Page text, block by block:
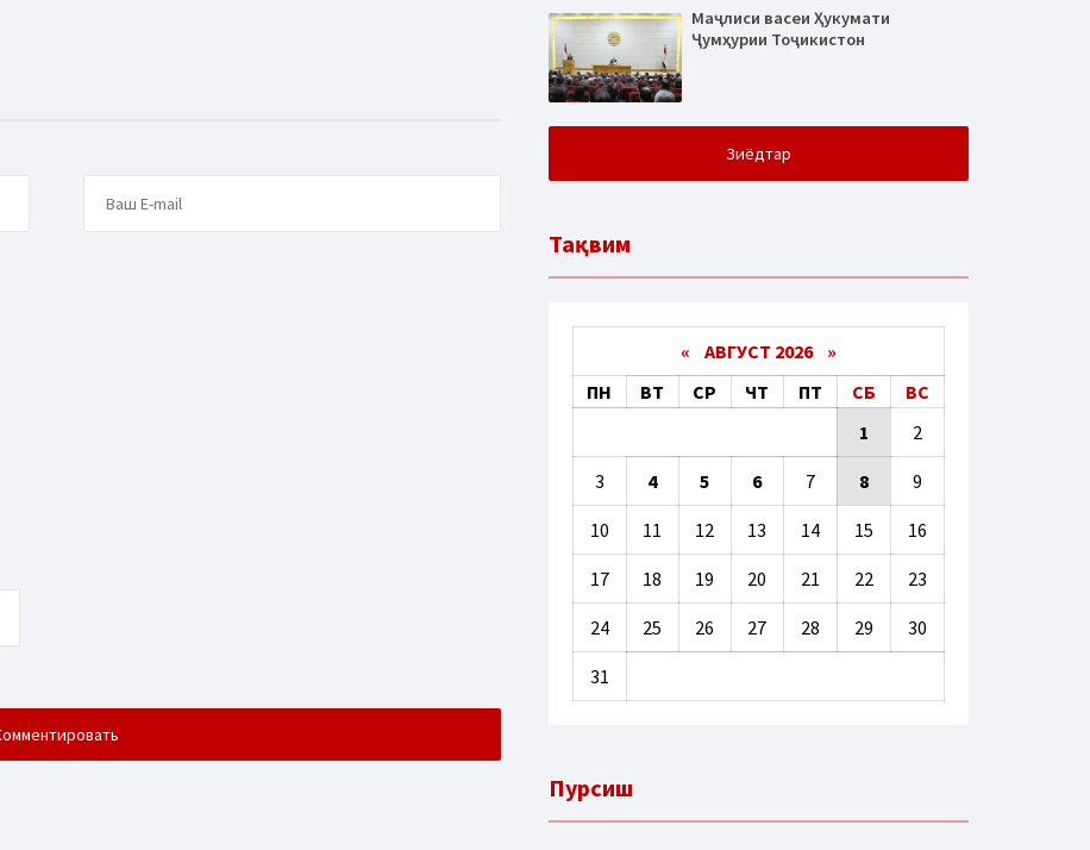
Маҷлиси васеи Ҳукумати
Ҷумҳурии Тоҷикистон
Зиёдтар
Тақвим
« АВГУСТ 2026 »
ПН
ВТ СР ЧТ ПТ СБ
ВС
1
2
3 4 5 6 7 8 9
10 11 12 13 14 15 16
17 18 19 20 21 22 23
24 25 26 27 28 29 30
31
Пурсиш